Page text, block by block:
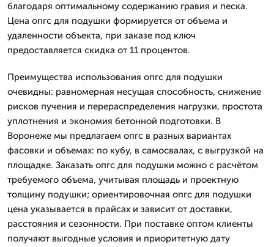
благодаря оптимальному содержанию гравия и песка.
Цена опгс для подушки формируется от объема и
удаленности объекта, при заказе под ключ
предоставляется скидка от 11 процентов.
Преимущества использования опгс для подушки
очевидны: равномерная несущая способность, снижение
рисков пучения и перераспределения нагрузки, простота
уплотнения и экономия бетонной подготовки. В
Воронеже мы предлагаем опгс в разных вариантах
фасовки и объемах: по кубу, в самосвалах, с выгрузкой на
площадке. Заказать опгс для подушки можно с расчётом
требуемого объема, учитывая площадь и проектную
толщину подушки; ориентировочная опгс для подушки
цена указывается в прайсах и зависит от доставки,
расстояния и сезонности. При поставке оптом клиенты
получают выгодные условия и приоритетную дату